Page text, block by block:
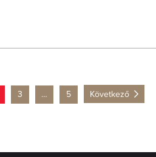
3 … 5 Következő